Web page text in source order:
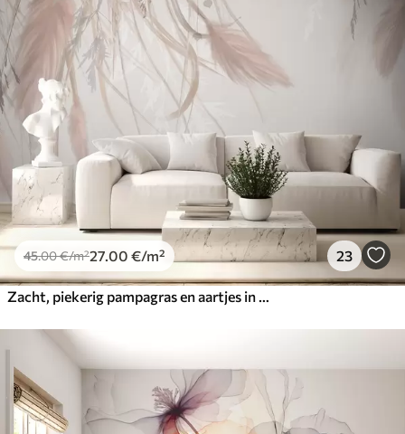
45.00€/m²27 .00 €/m² 23